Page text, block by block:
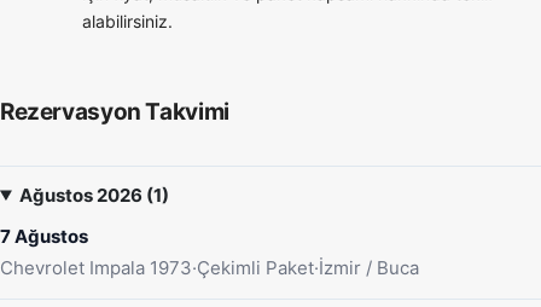
alabilirsiniz.
Rezervasyon Takvimi
Ağustos 2026 (1)
7 Ağustos
Chevrolet Impala 1973·Çekimli Paket·İzmir / Buca